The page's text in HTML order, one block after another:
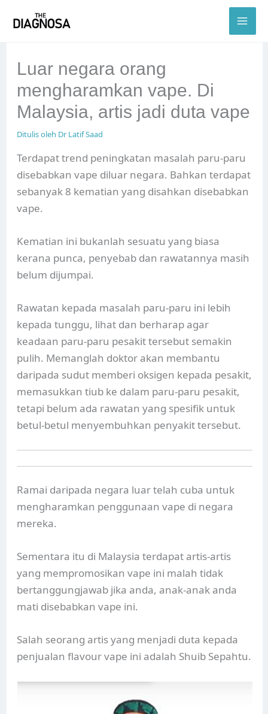
Luar negara orang
mengharamkan vape. Di
Malaysia, artis jadi duta vape
Ditulis oleh Dr Latif Saad
Terdapat trend peningkatan masalah paru-paru
disebabkan vape diluar negara. Bahkan terdapat
sebanyak 8 kematian yang disahkan disebabkan
vape.
Kematian ini bukanlah sesuatu yang biasa
kerana punca, penyebab dan rawatannya masih
belum dijumpai.
Rawatan kepada masalah paru-paru ini lebih
kepada tunggu, lihat dan berharap agar
keadaan paru-paru pesakit tersebut semakin
pulih. Memanglah doktor akan membantu
daripada sudut memberi oksigen kepada pesakit,
memasukkan tiub ke dalam paru-paru pesakit,
tetapi belum ada rawatan yang spesifik untuk
betul-betul menyembuhkan penyakit tersebut.
Ramai daripada negara luar telah cuba untuk
mengharamkan penggunaan vape di negara
mereka.
Sementara itu di Malaysia terdapat artis-artis
yang mempromosikan vape ini malah tidak
bertanggungjawab jika anda, anak-anak anda
mati disebabkan vape ini.
Salah seorang artis yang menjadi duta kepada
penjualan flavour vape ini adalah Shuib Sepahtu.